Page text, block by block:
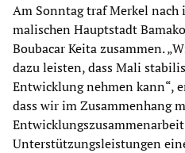
Am Sonntag traf Merkel
malischen Hauptstadt
Boubacar Keita zusammen.
dazu leisten, dass Mali
Entwicklung nehmen kann“,
dass wir im Zusammenhang
Unterstützungsleistungen